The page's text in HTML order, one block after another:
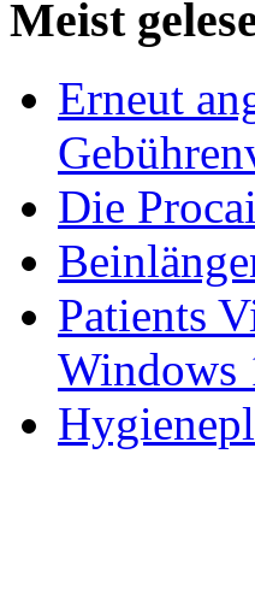
Meist
Erneut
Die
Patients
Windows